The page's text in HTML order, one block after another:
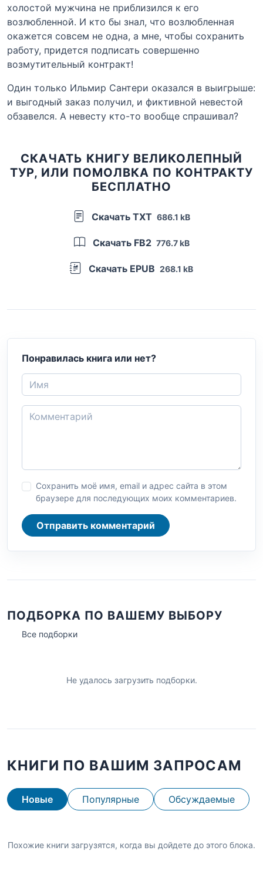
холостой мужчина не приблизился к его
возлюбленной. И кто бы знал, что возлюбленная
окажется совсем не одна, а мне, чтобы сохранить
работу, придется подписать совершенно
возмутительный контракт!
Один только Ильмир Сантери оказался в выигрыше:
и выгодный заказ получил, и фиктивной невестой
обзавелся. А невесту кто-то вообще спрашивал?
СКАЧАТЬ КНИГУ ВЕЛИКОЛЕПНЫЙ
ТУР, ИЛИ ПОМОЛВКА ПО КОНТРАКТУ
БЕСПЛАТНО
Скачать TXT 686.1 kB
Скачать FB2 776.7 kB
Скачать EPUB 268.1 kB
Понравилась книга или нет?
Сохранить моё имя, email и адрес сайта в этом
браузере для последующих моих комментариев.
Отправить комментарий
ПОДБОРКА ПО ВАШЕМУ ВЫБОРУ
Все подборки
Не удалось загрузить подборки.
КНИГИ ПО ВАШИМ ЗАПРОСАМ
Новые Популярные Обсуждаемые
Похожие книги загрузятся, когда вы дойдете до этого блока.